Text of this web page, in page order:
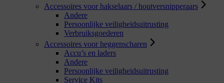
Accessoires voor hakselaars / houtversnipperaars
Andere
Persoonlijke veiligheidsuitrusting
Verbruiksgoederen
Accessoires voor heggenscharen
Accu’s en laders
Andere
Persoonlijke veiligheidsuitrusting
Service Kits